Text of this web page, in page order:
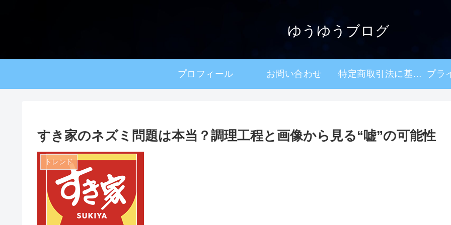
ゆうゆうブログ
プロフィール お問い合わせ 特定商取引法に基づく表記
すき家のネズミ問題は本当？調理工程と画像から見る“嘘”の可能性
トレンド